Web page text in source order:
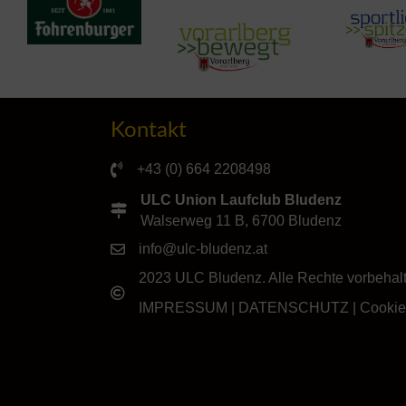
Kontakt
+43 (0) 664 2208498
ULC Union Laufclub Bludenz
Walserweg 11 B, 6700 Bludenz
info@ulc-bludenz.at
2023 ULC Bludenz. Alle Rechte
IMPRESSUM
DATENSCHUTZ